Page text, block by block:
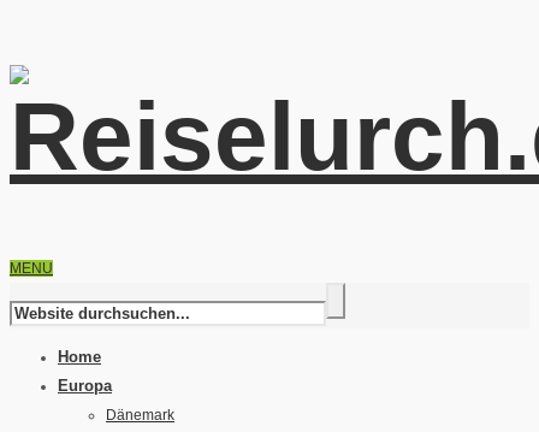
MENU
Home
Europa
Dänemark